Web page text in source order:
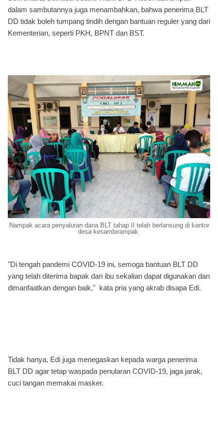
dalam sambutannya juga menambahkan, bahwa penerima BLT
DD tidak boleh tumpang tindih dengan bantuan reguler yang dari
Kementerian, seperti PKH, BPNT dan BST.
Nampak acara penyaluran dana BLT tahap II telah berlansung di kantor
desa kesambirampak
"Di tengah pandemi COVID-19 ini, semoga bantuan BLT DD
yang telah diterima bapak dan ibu sekalian dapat digunakan dan
dimanfaatkan dengan baik," kata pria yang akrab disapa Edi.
Tidak hanya, Edi juga menegaskan kepada warga penerima
BLT DD agar tetap waspada penularan COVID-19, jaga jarak,
cuci tangan memakai masker.